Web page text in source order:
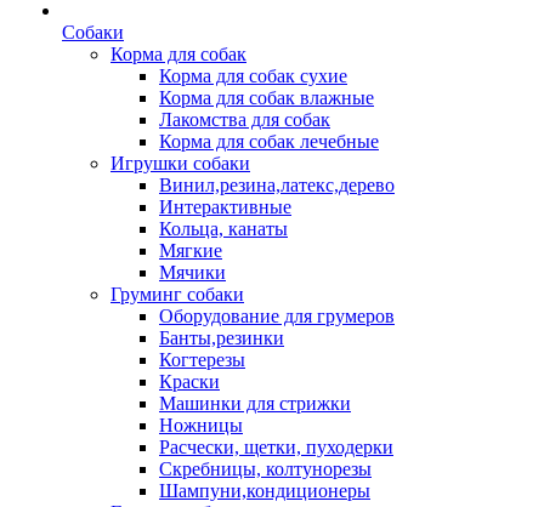
Собаки
Корма для собак
Корма для собак сухие
Корма для собак влажные
Лакомства для собак
Корма для собак лечебные
Игрушки собаки
Винил,резина,латекс,дерево
Интерактивные
Кольца, канаты
Мягкие
Мячики
Груминг собаки
Оборудование для грумеров
Банты,резинки
Когтерезы
Краски
Машинки для стрижки
Ножницы
Расчески, щетки, пуходерки
Скребницы, колтунорезы
Шампуни,кондиционеры